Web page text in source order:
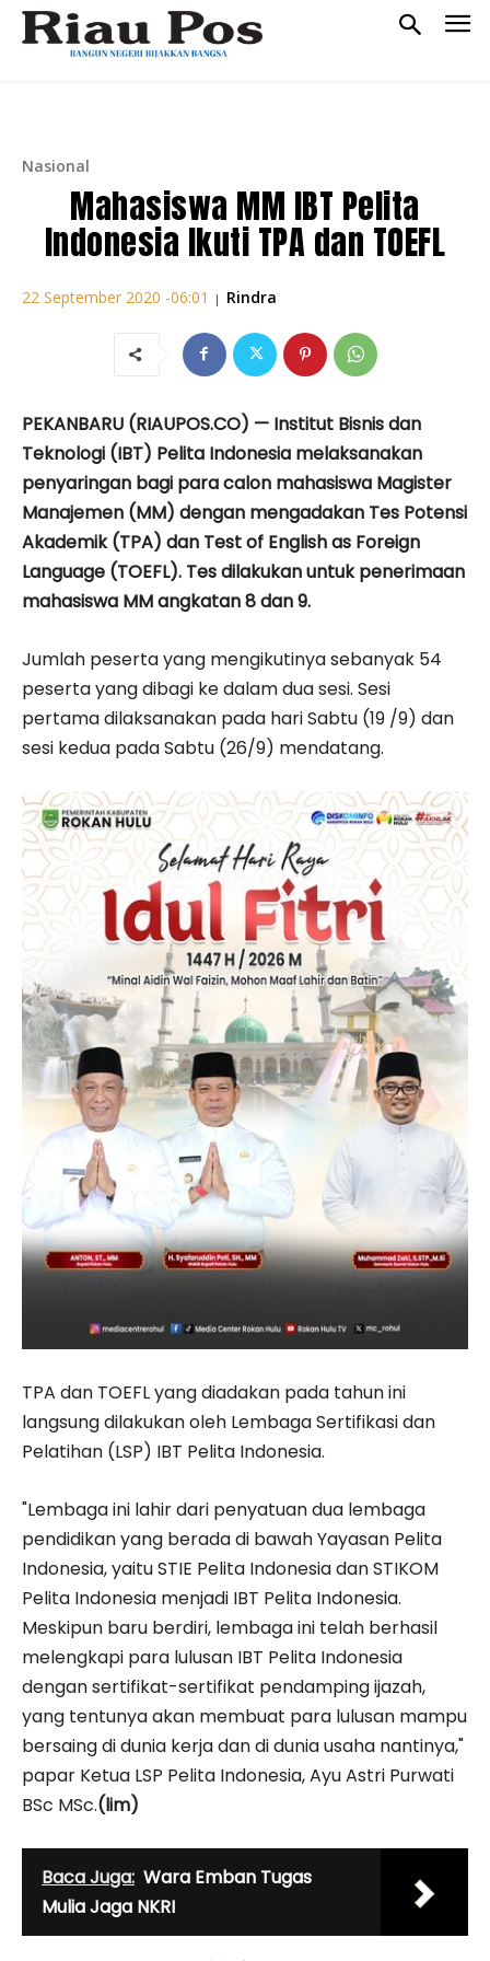
Nasional
Mahasiswa MM IBT Pelita
Indonesia Ikuti TPA dan TOEFL
22 September 2020 -06:01 | Rindra
PEKANBARU (RIAUPOS.CO) — Institut Bisnis dan
Teknologi (IBT) Pelita Indonesia melaksanakan
penyaringan bagi para calon mahasiswa Magister
Manajemen (MM) dengan mengadakan Tes Potensi
Akademik (TPA) dan Test of English as Foreign
Language (TOEFL). Tes dilakukan untuk penerimaan
mahasiswa MM angkatan 8 dan 9.
Jumlah peserta yang mengikutinya sebanyak 54
peserta yang dibagi ke dalam dua sesi. Sesi
pertama dilaksanakan pada hari Sabtu (19 /9) dan
sesi kedua pada Sabtu (26/9) mendatang.
TPA dan TOEFL yang diadakan pada tahun ini
langsung dilakukan oleh Lembaga Sertifikasi dan
Pelatihan (LSP) IBT Pelita Indonesia.
"Lembaga ini lahir dari penyatuan dua lembaga
pendidikan yang berada di bawah Yayasan Pelita
Indonesia, yaitu STIE Pelita Indonesia dan STIKOM
Pelita Indonesia menjadi IBT Pelita Indonesia.
Meskipun baru berdiri, lembaga ini telah berhasil
melengkapi para lulusan IBT Pelita Indonesia
dengan sertifikat-sertifikat pendamping ijazah,
yang tentunya akan membuat para lulusan mampu
bersaing di dunia kerja dan di dunia usaha nantinya,"
papar Ketua LSP Pelita Indonesia, Ayu Astri Purwati
BSc MSc.(lim)
Baca Juga: Wara Emban Tugas
Mulia Jaga NKRI